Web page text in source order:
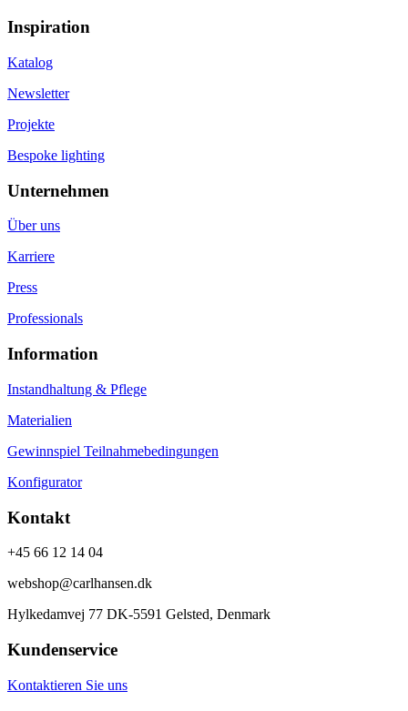
Inspiration
Katalog
Newsletter
Projekte
Bespoke lighting
Unternehmen
Über uns
Karriere
Press
Professionals
Information
Instandhaltung & Pflege
Materialien
Gewinnspiel Teilnahmebedingungen
Konfigurator
Kontakt
+45 66 12 14 04
webshop@carlhansen.dk
Hylkedamvej 77 DK-5591 Gelsted, Denmark
Kundenservice
Kontaktieren Sie uns